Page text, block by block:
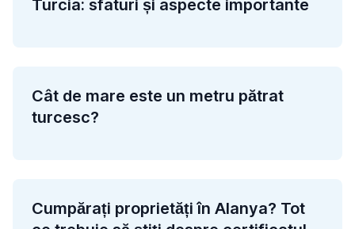
Turcia: sfaturi și aspecte importante
Cât de mare este un metru pătrat
turcesc?
Cumpărați proprietăți în Alanya? Tot